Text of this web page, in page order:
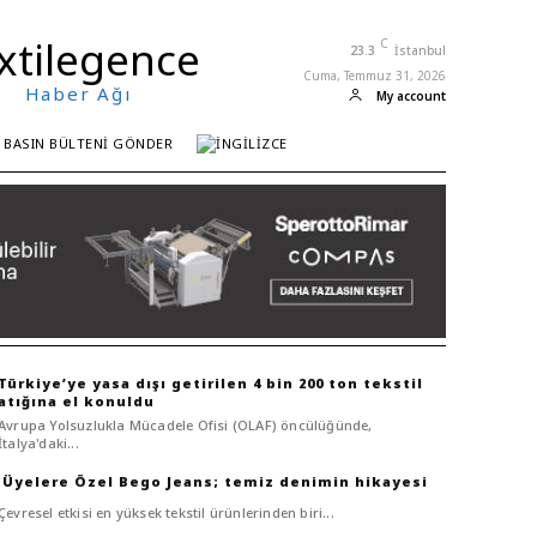
Haber Ağı
23.3 C İstanbul
Cuma, Temmuz 31, 2026
My account
BASIN BÜLTENI GÖNDER
Türkiye’ye yasa dışı getirilen 4 bin 200 ton tekstil
el konuldu
Yolsuzlukla Mücadele Ofisi (OLAF) öncülüğünde,
Bego Jeans; temiz denimin hikayesi
Çevresel etkisi en yüksek tekstil ürünlerinden biri...